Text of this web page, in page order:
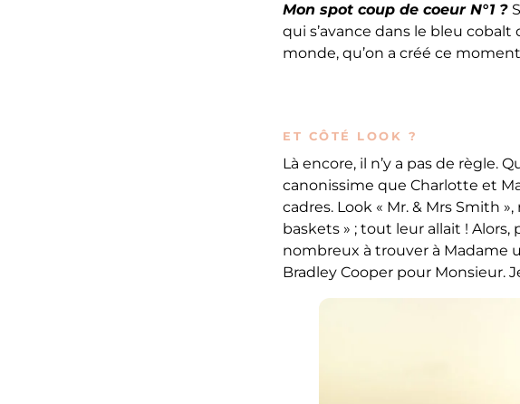
Mon spot coup de coeur N°1 ?
qui s’avance dans le bleu
monde, qu’on a créé ce
ET CÔTÉ LOOK ?
Là encore, il n’y a pas de règle.
canonissime que Charlotte et
cadres. Look « Mr. & Mrs Smith
baskets » ; tout leur allait !
nombreux à trouver à Madame
Bradley Cooper pour Monsieur.